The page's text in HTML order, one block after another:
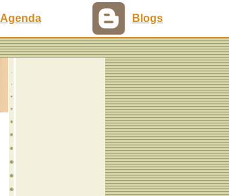
Agenda Blogs